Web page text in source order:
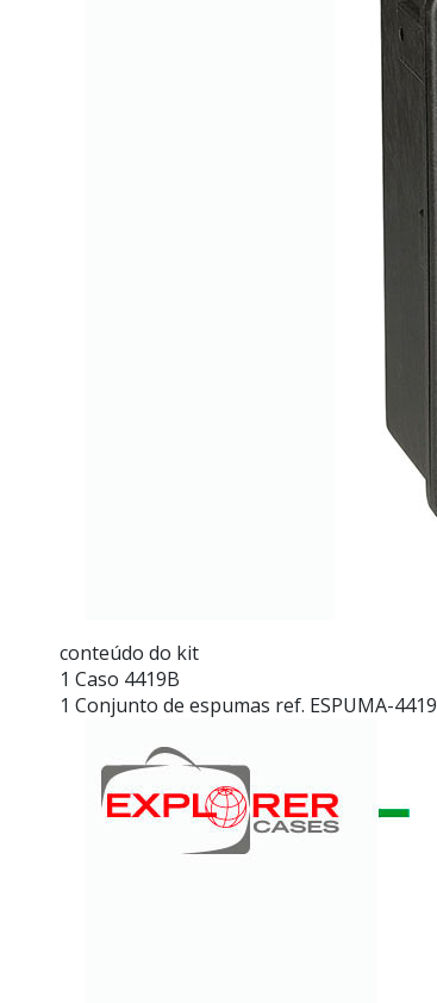
conteúdo do kit
1 Caso 4419B
1 Conjunto de espumas ref. ESPUMA-4419